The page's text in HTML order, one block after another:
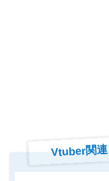
Vtuber関連